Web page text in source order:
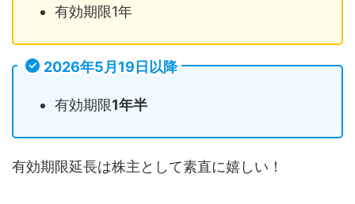
有効期限1年
2026年5月19日以降
有効期限1年半
有効期限延長は株主として素直に嬉しい！